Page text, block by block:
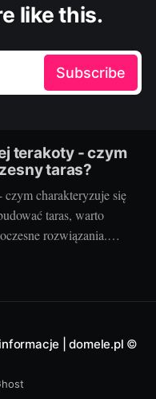
like this.
Subscribe
terakoty - czym
taras?
charakteryzuje się
taras, warto
rozwiązania.
więcej niż tylko
taras i dlaczego
| domele.pl ©